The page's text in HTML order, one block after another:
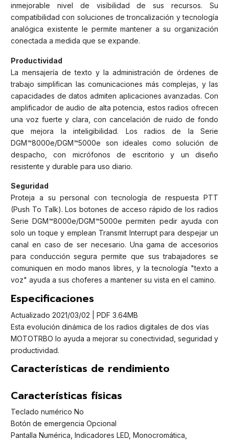
inmejorable nivel de visibilidad de sus recursos. Su
compatibilidad con soluciones de troncalización y tecnología
analógica existente le permite mantener a su organización
conectada a medida que se expande.
Productividad
La mensajería de texto y la administración de órdenes de
trabajo simplifican las comunicaciones más complejas, y las
capacidades de datos admiten aplicaciones avanzadas. Con
amplificador de audio de alta potencia, estos radios ofrecen
una voz fuerte y clara, con cancelación de ruido de fondo
que mejora la inteligibilidad. Los radios de la Serie
DGM™8000e/DGM™5000e son ideales como solución de
despacho, con micrófonos de escritorio y un diseño
resistente y durable para uso diario.
Seguridad
Proteja a su personal con tecnología de respuesta PTT
(Push To Talk). Los botones de acceso rápido de los radios
Serie DGM™8000e/DGM™5000e permiten pedir ayuda con
solo un toque y emplean Transmit Interrupt para despejar un
canal en caso de ser necesario. Una gama de accesorios
para conducción segura permite que sus trabajadores se
comuniquen en modo manos libres, y la tecnología "texto a
voz" ayuda a sus choferes a mantener su vista en el camino.
Especificaciones
Actualizado 2021/03/02 | PDF 3.64MB
Esta evolución dinámica de los radios digitales de dos vías
MOTOTRBO lo ayuda a mejorar su conectividad, seguridad y
productividad.
Características de rendimiento
Características físicas
Teclado numérico No
Botón de emergencia Opcional
Pantalla Numérica, Indicadores LED, Monocromática,